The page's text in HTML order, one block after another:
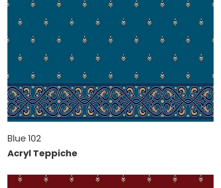
Blue 102
Acryl Teppiche